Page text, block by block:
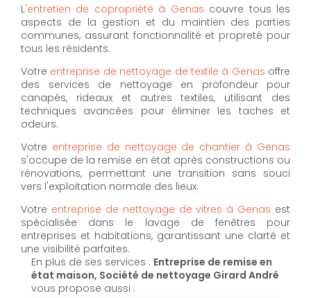
L'entretien de copropriété à Genas couvre tous les
aspects de la gestion et du maintien des parties
communes, assurant fonctionnalité et propreté pour
tous les résidents.
Votre entreprise de nettoyage de textile à Genas offre
des services de nettoyage en profondeur pour
canapés, rideaux et autres textiles, utilisant des
techniques avancées pour éliminer les taches et
odeurs.
Votre entreprise de nettoyage de chantier à Genas
s'occupe de la remise en état après constructions ou
rénovations, permettant une transition sans souci
vers l'exploitation normale des lieux.
Votre entreprise de nettoyage de vitres à Genas est
spécialisée dans le lavage de fenêtres pour
entreprises et habitations, garantissant une clarté et
une visibilité parfaites.
En plus de ses services : Entreprise de remise en
état maison, Société de nettoyage Girard André
vous propose aussi :